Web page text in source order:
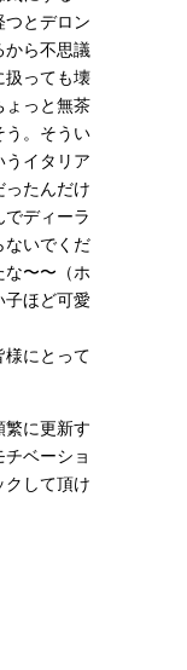
つとデロン
から不思議
扱っても壊
ょっと無茶
う。そうい
うイタリア
ったんだけ
でディーラ
ないでくだ
な〜〜（ホ
子ほど可愛
様にとって
に更新す
ベーショ
クして頂け